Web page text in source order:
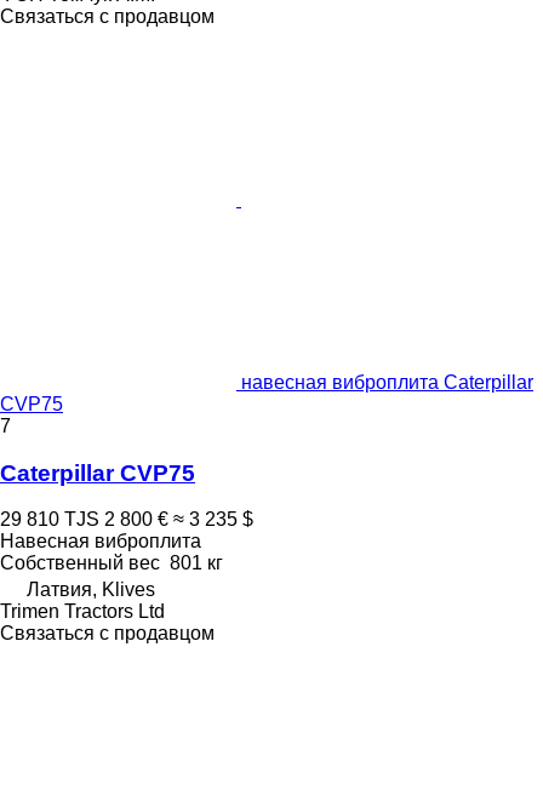
Связаться с продавцом
навесная виброплита Caterpillar
CVP75
7
Caterpillar CVP75
29 810 TJS 2 800 € ≈ 3 235 $
Навесная виброплита
Собственный вес 801 кг
Латвия, Klives
Trimen Tractors Ltd
Связаться с продавцом